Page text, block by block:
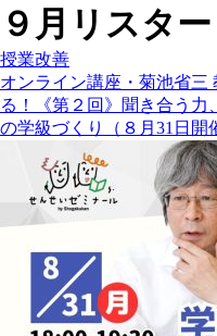
９月リスタ
授業改善
オンライン講座・菊池省三
る！《第２回》聞き合う
の学級づくり（８月31日開